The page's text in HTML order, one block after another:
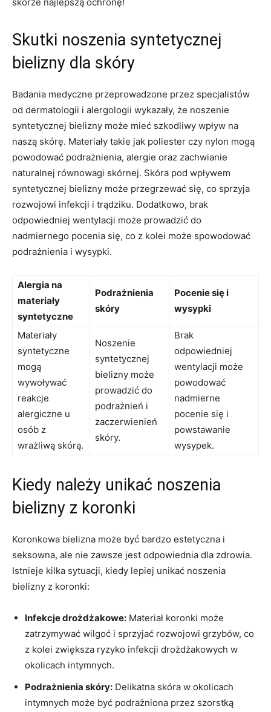
Skutki noszenia ‍syntetycznej‌
bielizny ⁣dla⁣ skóry
Badania medyczne przeprowadzone przez specjalistów
od dermatologii i alergologii wykazały, że noszenie
syntetycznej‍ bielizny może mieć szkodliwy wpływ na
naszą skórę. Materiały takie ⁤jak poliester czy nylon mogą‌
powodować podrażnienia, ‌alergie oraz ⁢zachwianie
naturalnej równowagi⁣ skórnej. Skóra pod wpływem
syntetycznej bielizny może przegrzewać się, co sprzyja
rozwojowi infekcji i trądziku. Dodatkowo, brak
‌odpowiedniej wentylacji może prowadzić do
nadmiernego​ pocenia ‍się, co z kolei​ może ‍spowodować
podrażnienia i wysypki.
Alergia na
materiały
syntetyczne
Podrażnienia
skóry
Pocenie się i
wysypki
Materiały
syntetyczne
⁢mogą⁣
wywoływać
reakcje
alergiczne u
osób⁢ z
wrażliwą ‌skórą.
Noszenie
syntetycznej⁢
bielizny może
prowadzić do
podrażnień ⁣i
zaczerwienień
⁢skóry.
Brak
odpowiedniej ​
wentylacji może
powodować ​
nadmierne
pocenie ⁤się i⁤
powstawanie
wysypek.
Kiedy należy unikać noszenia
bielizny ⁣z koronki
Koronkowa bielizna może ⁤być bardzo estetyczna⁤ i
seksowna, ale nie ​zawsze jest odpowiednia dla zdrowia.
Istnieje kilka​ sytuacji, kiedy lepiej⁣ unikać noszenia
bielizny z koronki:
Infekcje drożdżakowe: Materiał‍ koronki może
zatrzymywać ⁣wilgoć ⁢i ‍sprzyjać‍ rozwojowi ⁣grzybów, co
z⁢ kolei⁢ zwiększa ⁤ryzyko infekcji drożdżakowych w‍
okolicach‍ intymnych.
Podrażnienia‍ skóry: Delikatna skóra w okolicach
intymnych może być podrażniona przez szorstką‌